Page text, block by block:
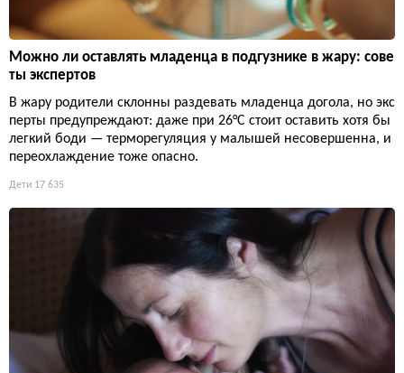
Можно ли оставлять младенца в подгузнике в жару: сове
ты экспертов
В жару родители склонны раздевать младенца догола, но экс
перты предупреждают: даже при 26°C стоит оставить хотя бы
легкий боди — терморегуляция у малышей несовершенна, и
переохлаждение тоже опасно.
Дети 17 635